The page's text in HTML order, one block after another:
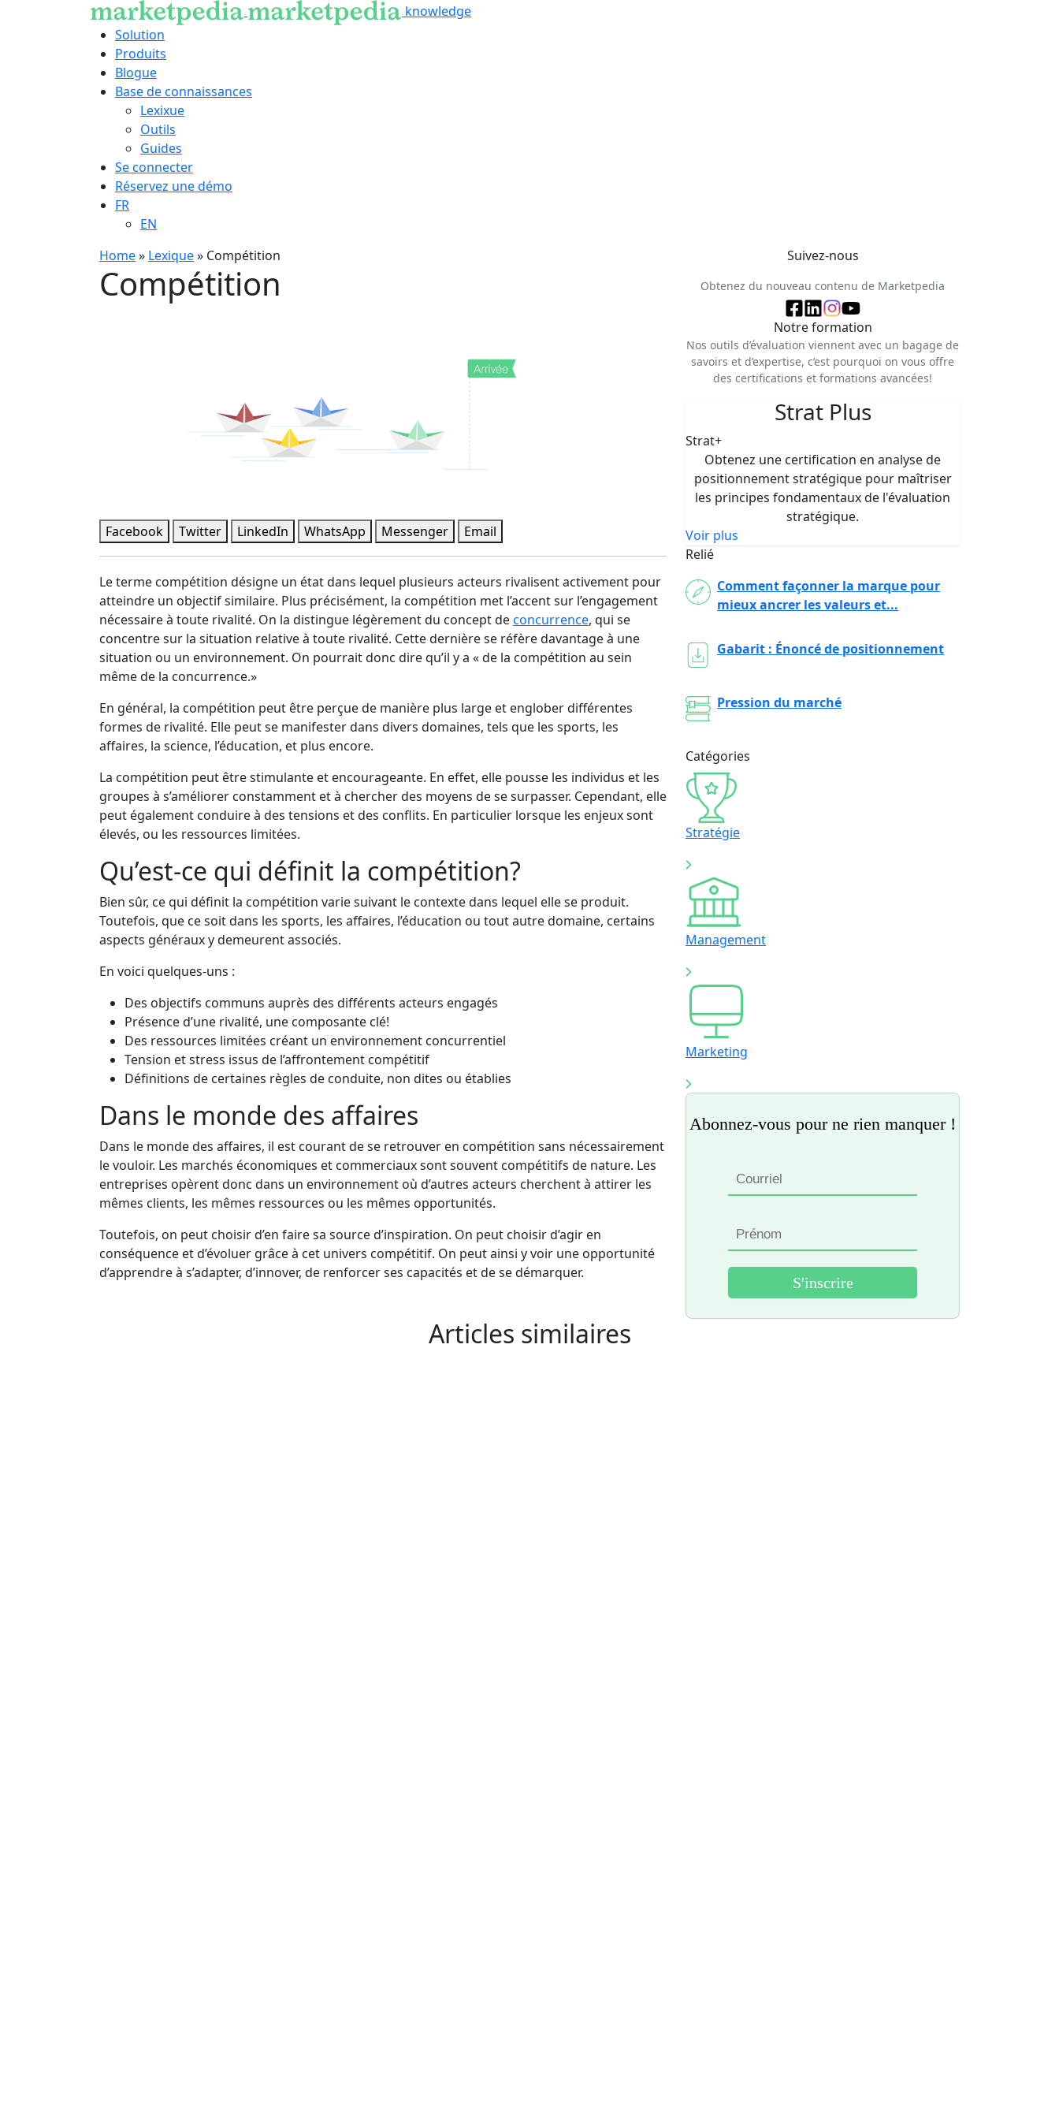
knowledge
Solution
Produits
Blogue
Base de connaissances
Lexixue
Outils
Guides
Se connecter
Réservez une démo
FR
EN
Home» Lexique» Compétition
Compétition
Facebook Twitter LinkedIn WhatsApp Messenger Email
Le terme compétition désigne un état dans lequel plusieurs acteurs rivalisent activement pour
atteindre un objectif similaire. Plus précisément, la compétition met l’accent sur l’engagement
nécessaire à toute rivalité. On la distingue légèrement du concept deconcurrence, qui se
concentre sur la situation relative à toute rivalité. Cette dernière se réfère davantage à une
situation ou un environnement. On pourrait donc dire qu’il y a « de la compétition au sein
même de la concurrence.»
En général, la compétition peut être perçue de manière plus large et englober différentes
formes de rivalité. Elle peut se manifester dans divers domaines, tels que les sports, les
affaires, la science, l’éducation, et plus encore.
La compétition peut être stimulante et encourageante. En effet, elle pousse les individus et les
groupes à s’améliorer constamment et à chercher des moyens de se surpasser. Cependant, elle
peut également conduire à des tensions et des conflits. En particulier lorsque les enjeux sont
élevés, ou les ressources limitées.
Qu’est-ce qui définit la compétition?
Bien sûr, ce qui définit la compétition varie suivant le contexte dans lequel elle se produit.
Toutefois, que ce soit dans les sports, les affaires, l’éducation ou tout autre domaine, certains
aspects généraux y demeurent associés.
En voici quelques-uns :
Des objectifs communs auprès des différents acteurs engagés
Présence d’une rivalité, une composante clé!
Des ressources limitées créant un environnement concurrentiel
Tension et stress issus de l’affrontement compétitif
Définitions de certaines règles de conduite, non dites ou établies
Dans le monde des affaires
Dans le monde des affaires, il est courant de se retrouver en compétition sans nécessairement
le vouloir. Les marchés économiques et commerciaux sont souvent compétitifs de nature. Les
entreprises opèrent donc dans un environnement où d’autres acteurs cherchent à attirer les
mêmes clients, les mêmes ressources ou les mêmes opportunités.
Toutefois, on peut choisir d’en faire sa source d’inspiration. On peut choisir d’agir en
conséquence et d’évoluer grâce à cet univers compétitif. On peut ainsi y voir une opportunité
d’apprendre à s’adapter, d’innover, de renforcer ses capacités et de se démarquer.
Suivez-nous
Obtenez du nouveau contenu de Marketpedia
Notre formation
Nos outils d’évaluation viennent avec un bagage de
savoirs et d’expertise, c’est pourquoi on vous offre
des certifications et formations avancées!
Strat Plus
Strat+
Obtenez une certification en analyse de
positionnement stratégique pour maîtriser
les principes fondamentaux de l'évaluation
stratégique.
Voir plus
Relié
Comment façonner la marque pour
mieux ancrer les valeurs et...
Gabarit : Énoncé de positionnement
Pression du marché
Catégories
Stratégie
Management
Marketing
Abonnez-vous pour ne rien manquer !
Articles similaires